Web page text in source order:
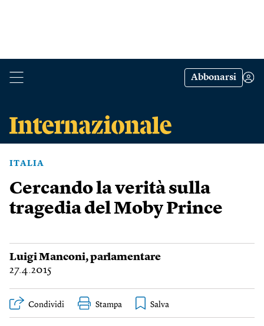
Abbonarsi
ITALIA
Cercando la verità sulla
tragedia del Moby Prince
Luigi Manconi, parlamentare
27.4.2015
Condividi Stampa